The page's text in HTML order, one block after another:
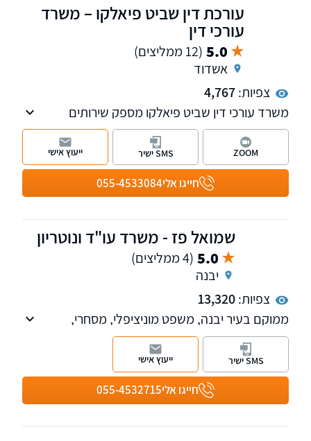
עורכת דין שביט פיאלקו – משרד
עורכי דין
5.0 (12 ממליצים)
אשדוד
צפיות:4,767
משרד עורכי דין שביט פיאלקו מספק שירותים
מקיפים בתחומי המקרקעין ונדל"ן, דיני ירושה, ייפוי
כוח מתמשך, הסכמים בתחום המשפחה ולטיגציה
אזרחית - ניהול סכסוכים משפטיים. מעניק שירות
מקצועי ללא פשרות החותר לשביעות רצון
מקסימאלית.
חייגו אלי055-4533084
ZOOM SMS ישיר ייעוץ אישי
שמואל פז - משרד עו"ד ונוטריון
5.0 (4 ממליצים)
יבנה
צפיות:13,320
ממוקם בעיר יבנה, משפט מוניציפלי, מסחרי,
מקרקעין, משפט מסחרי, דיני משפחה, נוטריון.
חייגו אלי055-4532715
SMS ישיר ייעוץ אישי